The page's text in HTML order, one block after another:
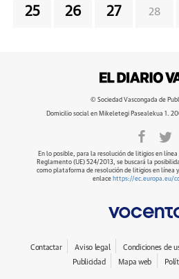
25 26 27 28
© Sociedad Vascongada de
Domicilio social en Mikeletegi Pasealekua 1.
En lo posible, para la resolución de litigios en
Reglamento (UE) 524/2013, se buscará la
como plataforma de resolución de litigios en línea
enlace https://ec.europa.eu/
Contactar Aviso legal Condiciones de
Publicidad
Mapa web